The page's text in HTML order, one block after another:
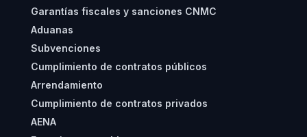
Garantías fiscales y sanciones CNMC
Aduanas
Subvenciones
Cumplimiento de contratos públicos
Arrendamiento
Cumplimiento de contratos privados
AENA